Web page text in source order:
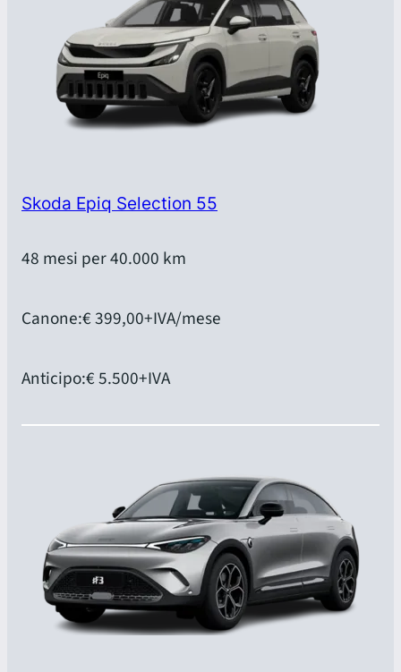
Skoda Epiq Selection 55
48 mesi per 40.000 km
Canone:€ 399,00+IVA/mese
Anticipo:€ 5.500+IVA